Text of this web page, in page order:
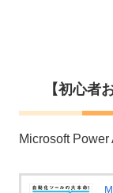
【初心
Microsoft